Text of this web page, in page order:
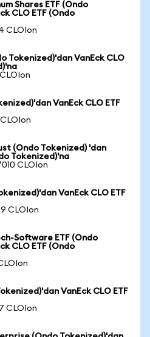
Shares ETF (Ondo
CLO ETF (Ondo
CLOIon
Tokenized)'dan VanEck CLO
VanEck CLO ETF
(Ondo Tokenized) 'dan
Tokenized)'na
CLOIon
VanEck CLO ETF
CLOIon
Software ETF (Ondo
CLO ETF (Ondo
VanEck CLO ETF
CLOIon